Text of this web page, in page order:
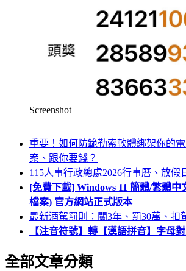
Screenshot
重要！如何防範勒索軟體綁架你的
案、跟你要錢？
115人事行政總處2026行事曆、放假
[免費下載] Windows 11 簡體/繁體中
檔案) 官方網站正式版本
最新酒駕罰則：關3年、罰30萬、扣
【注音符號】轉【漢語拼音】字母
全部文章分類